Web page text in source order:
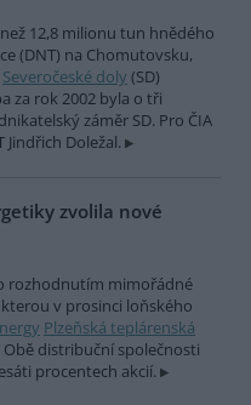
12,8 milionu tun hnědého
(DNT) na Chomutovsku,
Severočeské doly (SD)
za rok 2002 byla o tři
záměr SD. Pro ČIA
Doležal.
zvolila nové
rozhodnutím mimořádné
v prosinci loňského
Plzeňská teplárenská
Obě distribuční společnosti
procentech akcií.